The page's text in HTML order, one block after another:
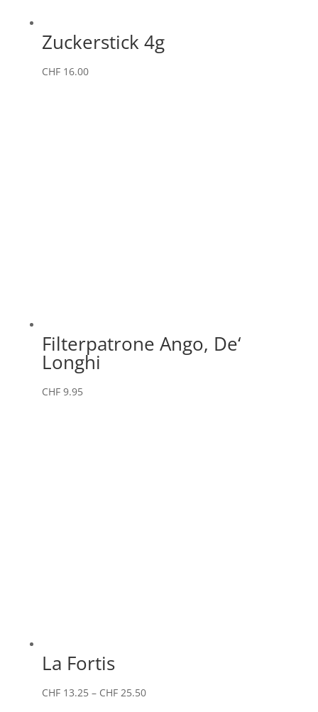
Zuckerstick 4g
CHF16.00
Filterpatrone Ango, De‘
Longhi
CHF9.95
La Fortis
CHF13.25– CHF25.50